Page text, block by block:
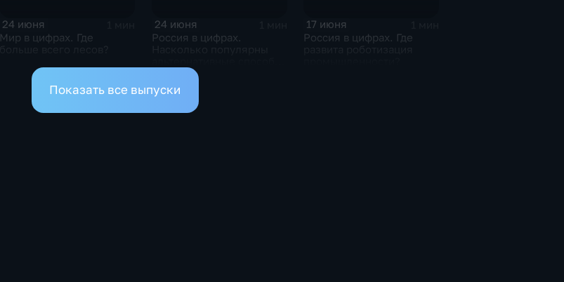
24 июня
Мир в цифрах. Где
24 июня
Россия в цифрах.
оплаты?
17 июня
Россия в цифрах. Где
Показать все выпуски